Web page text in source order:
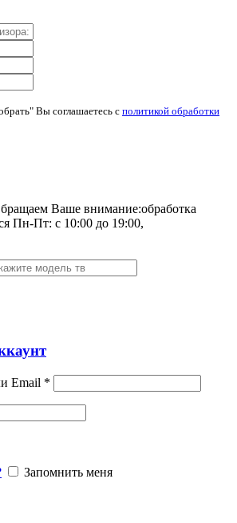
Вы соглашаетесь с политикой обработки
Ваше внимание:обработка
Пн-Пт: с 10:00 до 19:00,
Email *
Запомнить меня